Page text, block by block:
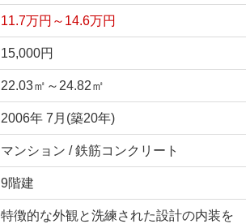
11.7万円～14.6万円
15,000円
22.03㎡～24.82㎡
2006年 7月(築20年)
マンション / 鉄筋コンクリート
9階建
特徴的な外観と洗練された設計の内装を